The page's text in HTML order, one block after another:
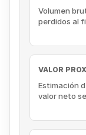
Volumen
perdidos al
VALOR
Estimación
valor neto